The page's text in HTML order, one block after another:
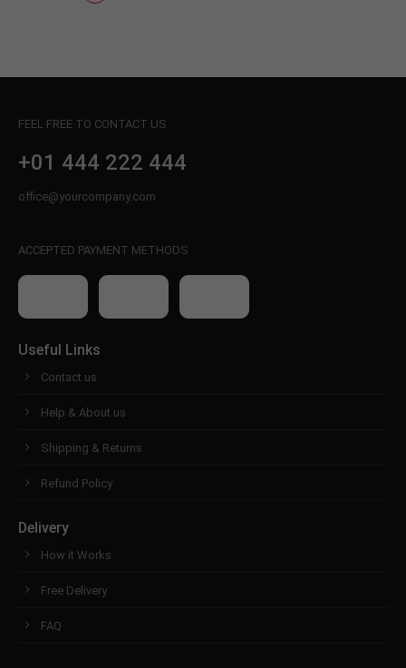
FEEL FREE TO CONTACT US
+01 444 222 444
office@yourcompany.com
ACCEPTED PAYMENT METHODS
Useful Links
Contact us
Help & About us
Shipping & Returns
Refund Policy
Delivery
How it Works
Free Delivery
FAQ